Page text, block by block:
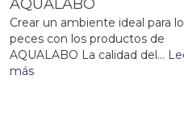
AQUALABO
Crear un ambiente ideal para
peces con los productos de
AQUALABO La calidad del...
más